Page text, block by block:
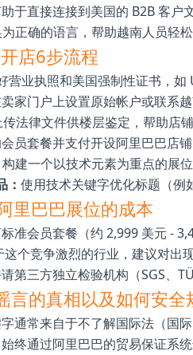
于直接连接到美国的 B2B 客户
正确的语言，帮助越南人员轻
店6步流程
营业执照和美国强制性证书，如
家门户上设置原始帐户或联系
法律文件供楼层鉴定，帮助店
员套餐并支付开设阿里巴巴店
构建一个以技术元素为重点的展
： 使用技术关键字优化标题（例
里巴巴展位的成本
准会员套餐（约 2,999 美元 -
这个竞争激烈的行业，建议对出
第三方独立检验机构（SGS、
言的真相以及如何安全
通常来自于不了解国际法（国
始终通过阿里巴巴的贸易保证系